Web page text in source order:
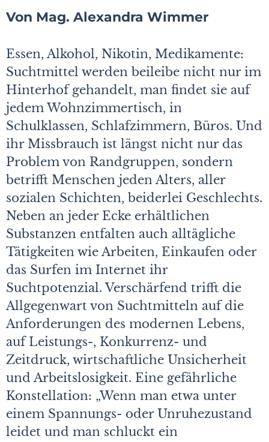
Von Mag. Alexandra Wimmer
Essen, Alkohol, Nikotin, Medikamente:
Suchtmittel werden beileibe nicht nur im
Hinterhof gehandelt, man findet sie auf
jedem Wohnzimmertisch, in
Schulklassen, Schlafzimmern, Büros. Und
ihr Missbrauch ist längst nicht nur das
Problem von Randgruppen, sondern
betrifft Menschen jeden Alters, aller
sozialen Schichten, beiderlei Geschlechts.
Neben an jeder Ecke erhältlichen
Substanzen entfalten auch alltägliche
Tätigkeiten wie Arbeiten, Einkaufen oder
das Surfen im Internet ihr
Suchtpotenzial. Verschärfend trifft die
Allgegenwart von Suchtmitteln auf die
Anforderungen des modernen Lebens,
auf Leistungs-, Konkurrenz- und
Zeitdruck, wirtschaftliche Unsicherheit
und Arbeitslosigkeit. Eine gefährliche
Konstellation: „Wenn man etwa unter
einem Spannungs- oder Unruhezustand
leidet und man schluckt ein